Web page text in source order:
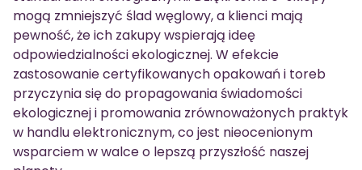
mogą zmniejszyć ślad węglowy, a klienci mają
pewność, że ich zakupy wspierają ideę
odpowiedzialności ekologicznej. W efekcie
zastosowanie certyfikowanych opakowań i toreb
przyczynia się do propagowania świadomości
ekologicznej i promowania zrównoważonych praktyk
w handlu elektronicznym, co jest nieocenionym
wsparciem w walce o lepszą przyszłość naszej